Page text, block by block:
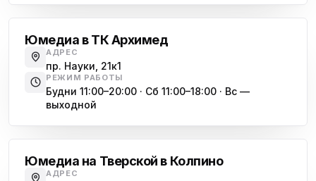
Юмедиа Сервис в Колпино
ю
Юмедиа во Всеволожске
пр. Христиновский 28, Всеволожск
Юмедиа в ТК Архимед
АДРЕС
пр. Науки, 21к1
РЕЖИМ РАБОТЫ
Будни 11:00–20:00 · Сб 11:00–18:00 · Вс —
выходной
Юмедиа на Тверской в Колпино
АДРЕС